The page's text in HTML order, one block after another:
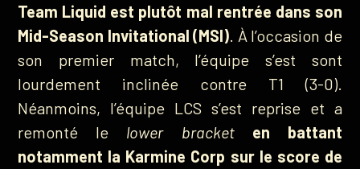
Team Liquid est plutôt mal rentrée dans son
Mid-Season Invitational (MSI) . À l’occasion de
son premier match, l’équipe s’est sont
lourdement inclinée contre T1 (3-0).
Néanmoins, l’équipe LCS s’est reprise et a
remonté le lower bracket
en battant
notamment la Karmine Corp sur le score de